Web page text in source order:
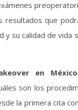
que
su calidad de vida
en México
son los
la primera cita